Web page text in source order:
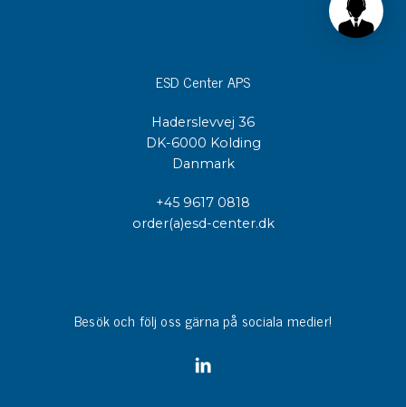
ESD Center APS
Haderslevvej 36
DK-6000 Kolding
Danmark
+45 9617 0818
order(a)esd-center.dk
Besök och följ oss gärna på sociala medier!